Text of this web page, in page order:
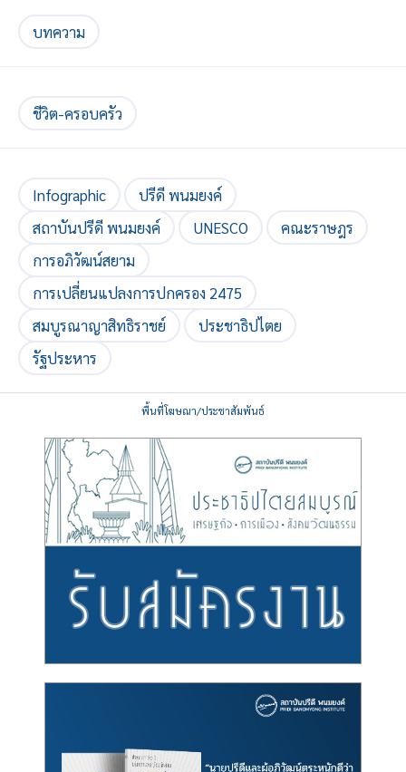
บทความ
ชีวิต-ครอบครัว
Infographic
ปรีดี พนมยงค์
สถาบันปรีดี พนมยงค์
UNESCO
คณะราษฎร
การอภิวัฒน์สยาม
การเปลี่ยนแปลงการปกครอง 2475
สมบูรณาญาสิทธิราชย์
ประชาธิปไตย
รัฐประหาร
พื้นที่โฆษณา/ประชาสัมพันธ์